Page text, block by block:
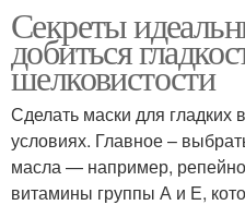
Секреты
добиться
шелковистости
Сделать маски для гладких
условиях. Главное –
масла — например,
витамины группы А и Е,